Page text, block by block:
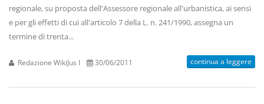
regionale, su proposta dell'Assessore regionale all'urbanistica, ai sensi
e per gli effetti di cui all'articolo 7 della L. n. 241/1990, assegna un
termine di trenta...
Redazione WikiJus I 30/06/2011 continua a leggere